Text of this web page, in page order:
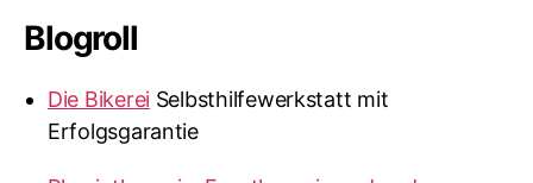
Blogroll
Die Bikerei Selbsthilfewerkstatt mit
Erfolgsgarantie